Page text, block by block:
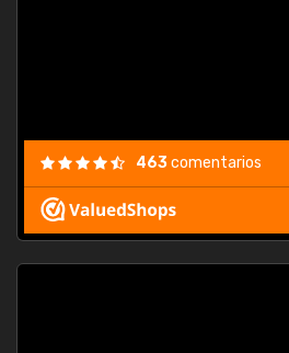
463comentarios